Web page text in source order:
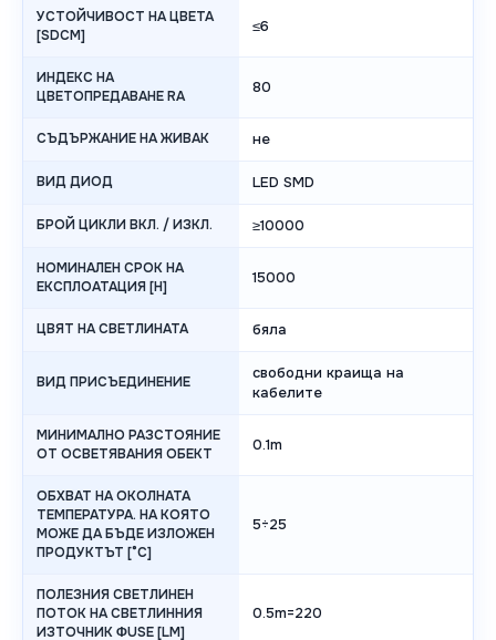
УСТОЙЧИВОСТ НА ЦВЕТА
[SDCM]
≤6
ИНДЕКС НА
ЦВЕТОПРЕДАВАНЕ RA
80
СЪДЪРЖАНИЕ НА ЖИВАК не
ВИД ДИОД LED SMD
БРОЙ ЦИКЛИ ВКЛ. / ИЗКЛ. ≥10000
НОМИНАЛЕН СРОК НА
ЕКСПЛОАТАЦИЯ [H]
15000
ЦВЯТ НА СВЕТЛИНАТА бяла
ВИД ПРИСЪЕДИНЕНИЕ
свободни краища на
кабелите
МИНИМАЛНО РАЗСТОЯНИЕ
ОТ ОСВЕТЯВАНИЯ ОБЕКТ
0.1m
ОБХВАТ НА ОКОЛНАТА
ТЕМПЕРАТУРА. НА КОЯТО
МОЖЕ ДА БЪДЕ ИЗЛОЖЕН
ПРОДУКТЪТ [°C]
5÷25
ПОЛЕЗНИЯ СВЕТЛИНЕН
ПОТОК НА СВЕТЛИННИЯ
ИЗТОЧНИК ΦUSE [LM]
0.5m=220